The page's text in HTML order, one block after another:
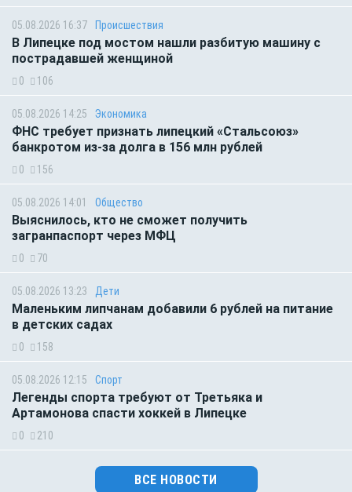
05.08.2026 16:37 Происшествия
В Липецке под мостом нашли разбитую машину с
пострадавшей женщиной
0 106
05.08.2026 14:25 Экономика
ФНС требует признать липецкий «Стальсоюз»
банкротом из-за долга в 156 млн рублей
0 156
05.08.2026 14:01 Общество
Выяснилось, кто не сможет получить
загранпаспорт через МФЦ
0 70
05.08.2026 13:23 Дети
Маленьким липчанам добавили 6 рублей на питание
в детских садах
0 158
05.08.2026 12:15 Спорт
Легенды спорта требуют от Третьяка и
Артамонова спасти хоккей в Липецке
0 210
ВСЕ НОВОСТИ